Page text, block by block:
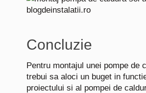
Concluzie
Pentru montajul unei pompe de
trebui sa aloci un buget in
proiectului si al pompei de